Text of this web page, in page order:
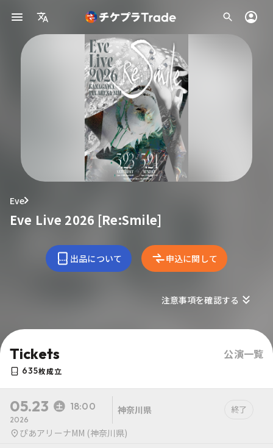
Eve
Eve Live 2026 [Re:Smile]
出品について 申込に関して
注意事項を確認する
Tickets 公演一覧
635枚成立
05.23 18:00
2026
神奈川県 終了
ぴあアリーナMM (神奈川県)